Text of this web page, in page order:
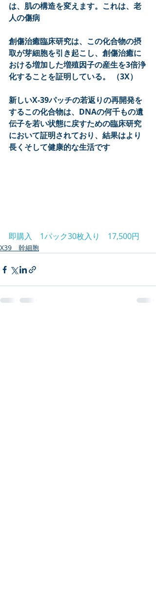
は、肌の構造を変えます。これは、老
人の傷病
創傷治癒臨床研究は、この化合物の摂
取が芽細胞を引き起こし、創傷治癒に
おける増加した増殖因子の産生を3倍浄
化することを証明している。 （3X）
新しいX-39パッチの若返りの再開発を
するこの化合物は、DNAの何千もの遺
伝子を若い状態に戻すための臨床研究
において証明されており、結果はより
長くそして健康的な生活です
即購入　1パック30枚入り　17,500円
X39 幹細胞